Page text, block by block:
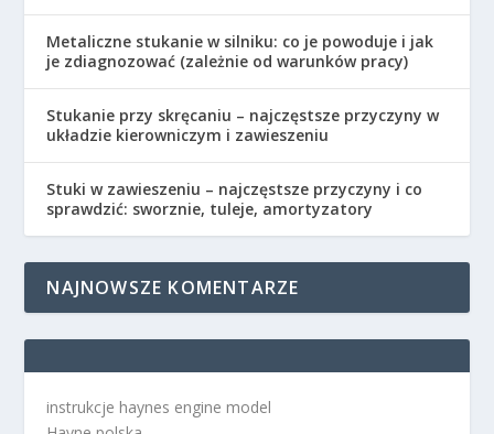
Metaliczne stukanie w silniku: co je powoduje i jak
je zdiagnozować (zależnie od warunków pracy)
Stukanie przy skręcaniu – najczęstsze przyczyny w
układzie kierowniczym i zawieszeniu
Stuki w zawieszeniu – najczęstsze przyczyny i co
sprawdzić: sworznie, tuleje, amortyzatory
NAJNOWSZE KOMENTARZE
instrukcje haynes engine model